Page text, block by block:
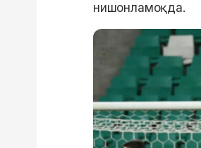
нишонламоқда.